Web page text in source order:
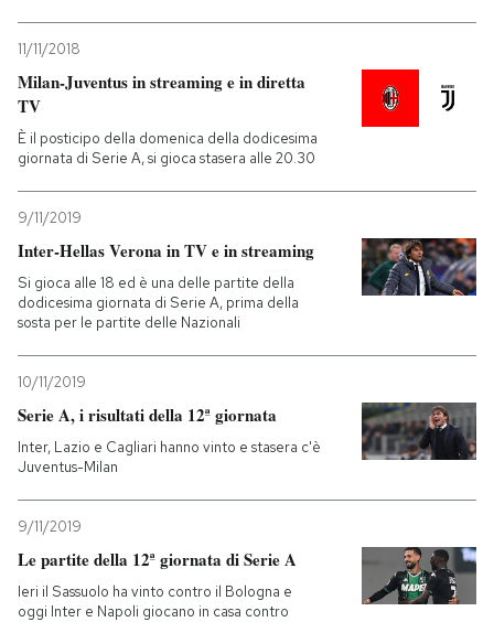
11/11/2018
Milan-Juventus in streaming e in diretta
TV
È il posticipo della domenica della dodicesima
giornata di Serie A, si gioca stasera alle 20.30
9/11/2019
Inter-Hellas Verona in TV e in streaming
Si gioca alle 18 ed è una delle partite della
dodicesima giornata di Serie A, prima della
sosta per le partite delle Nazionali
10/11/2019
Serie A, i risultati della 12ª giornata
Inter, Lazio e Cagliari hanno vinto e stasera c'è
Juventus-Milan
9/11/2019
Le partite della 12ª giornata di Serie A
Ieri il Sassuolo ha vinto contro il Bologna e
oggi Inter e Napoli giocano in casa contro